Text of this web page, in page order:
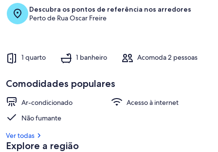
Descubra os pontos de referência nos arredores
Perto de Rua Oscar Freire
1 quarto 1 banheiro Acomoda 2 pessoas
Comodidades populares
Ar-condicionado
Acesso à internet
Não fumante
Ver todas
Explore a região